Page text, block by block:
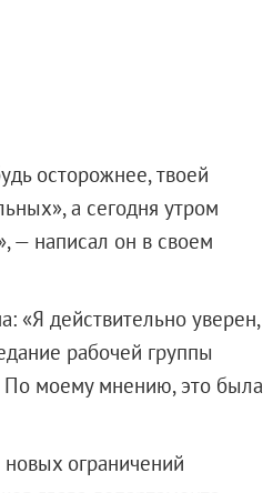
осторожнее, твоей
а сегодня утром
— написал он в своем
«Я действительно уверен,
рабочей группы
По моему мнению, это была
ограничений